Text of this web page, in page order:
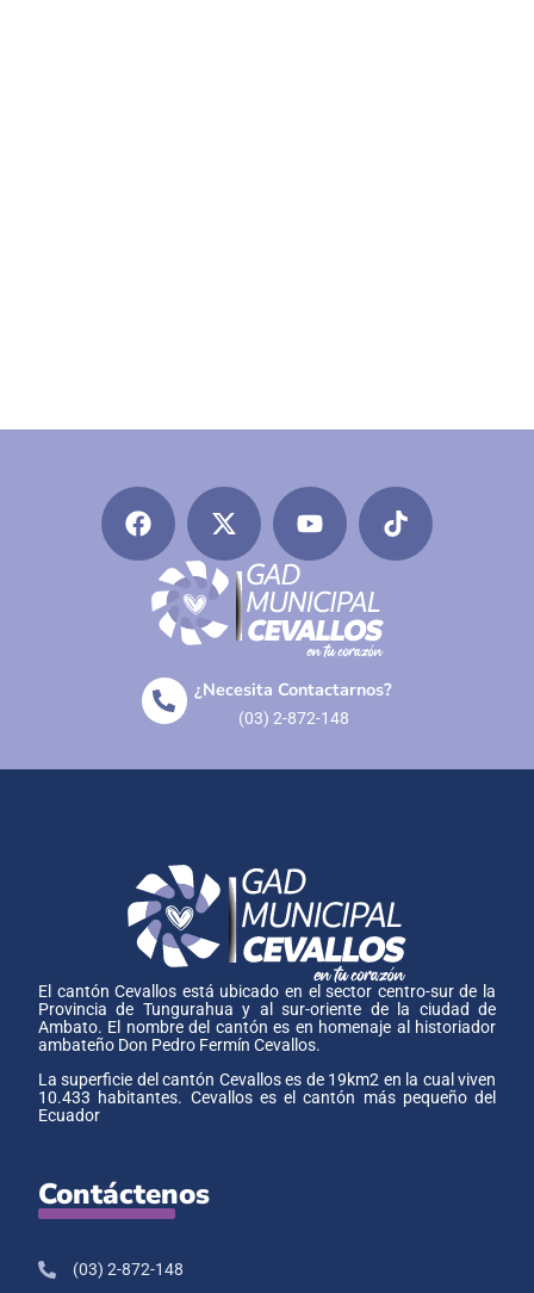
¿Necesita Contactarnos?
(03) 2-872-148
El cantón Cevallos está ubicado en el sector centro-sur de la
Provincia de Tungurahua y al sur-oriente de la ciudad de
Ambato. El nombre del cantón es en homenaje al historiador
ambateño Don Pedro Fermín Cevallos.
La superficie del cantón Cevallos es de 19km2 en la cual viven
10.433 habitantes. Cevallos es el cantón más pequeño del
Ecuador
Contáctenos
(03) 2-872-148